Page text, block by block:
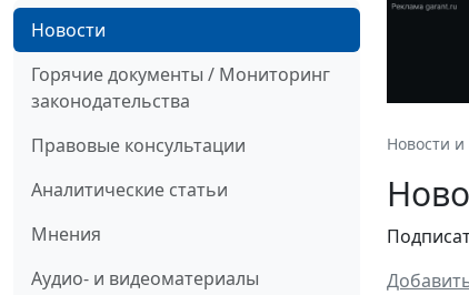
Новости
Горячие документы / Мониторинг
законодательства
Правовые консультации
Аналитические статьи
Мнения
Аудио- и видеоматериалы
Новости и